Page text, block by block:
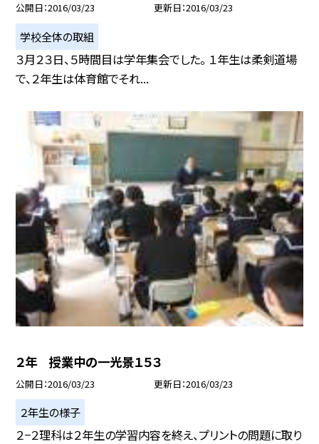
公開日 2016/03/23 更新日 2016/03/23
学校全体の取組
３月２３日、５時間目は学年集会でした。 １年生は柔剣道場
で、２年生は体育館でそれ...
２年 授業中の一光景１５３
公開日 2016/03/23 更新日 2016/03/23
２年生の様子
２−２理科は２年生の学習内容を終え、プリントの問題に取り